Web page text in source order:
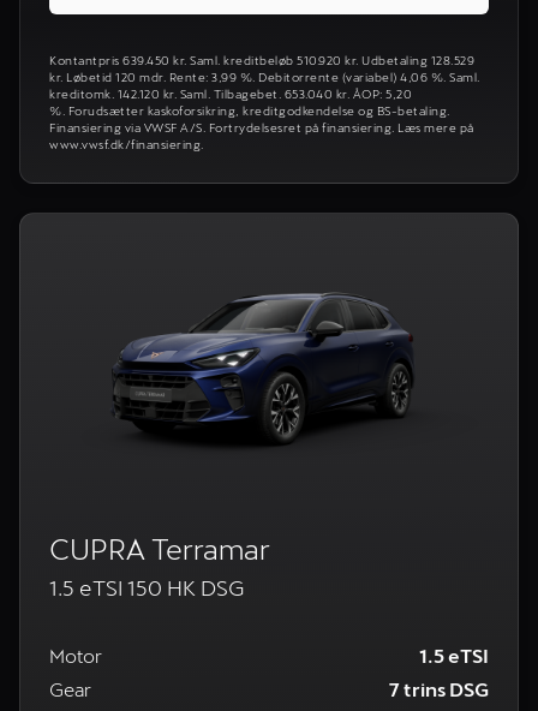
Kontantpris 639.450 kr. Saml. kreditbeløb 510.920 kr. Udbetaling 128.529
kr. Løbetid 120 mdr. Rente: 3,99 %. Debitorrente (variabel) 4,06 %. Saml.
kreditomk. 142.120 kr. Saml. Tilbagebet. 653.040 kr. ÅOP: 5,20
%. Forudsætter kaskoforsikring, kreditgodkendelse og BS-betaling.
Finansiering via VWSF A/S. Fortrydelsesret på finansiering. Læs mere på
www.vwsf.dk/finansiering.
CUPRA Terramar
1.5 eTSI 150 HK DSG
1.5 eTSI
Motor
7 trins DSG
Gear